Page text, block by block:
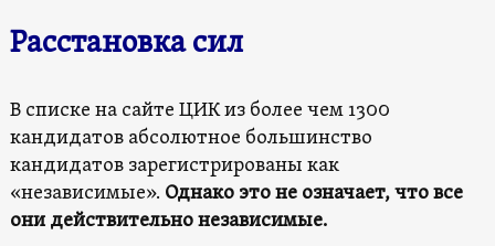
Расстановка сил
В списке на сайте ЦИК из более чем 1300
кандидатов абсолютное большинство
кандидатов зарегистрированы как
«независимые». Однако это не означает, что все
они действительно независимые.